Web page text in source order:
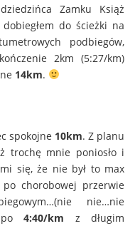
Zamku Książ
do ścieżki na
podbiegów,
2km (5:27/km)
14km.
spokojne 10km. Z planu
trochę mnie poniosło i
się, że nie był to max
chorobowej przerwie
nie…nie
4:40/km z długim